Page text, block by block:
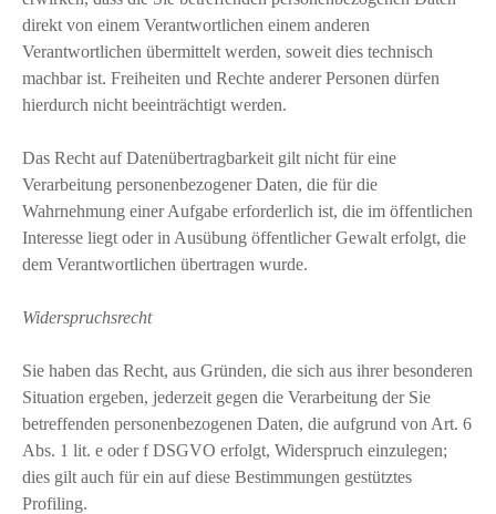
direkt von einem Verantwortlichen einem anderen
Verantwortlichen übermittelt werden, soweit dies technisch
machbar ist. Freiheiten und Rechte anderer Personen dürfen
hierdurch nicht beeinträchtigt werden.
Das Recht auf Datenübertragbarkeit gilt nicht für eine
Verarbeitung personenbezogener Daten, die für die
Wahrnehmung einer Aufgabe erforderlich ist, die im öffentlichen
Interesse liegt oder in Ausübung öffentlicher Gewalt erfolgt, die
dem Verantwortlichen übertragen wurde.
Widerspruchsrecht
Sie haben das Recht, aus Gründen, die sich aus ihrer besonderen
Situation ergeben, jederzeit gegen die Verarbeitung der Sie
betreffenden personenbezogenen Daten, die aufgrund von Art. 6
Abs. 1 lit. e oder f DSGVO erfolgt, Widerspruch einzulegen;
dies gilt auch für ein auf diese Bestimmungen gestütztes
Profiling.